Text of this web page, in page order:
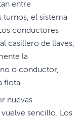
entre
turnos, el sistema
conductores
casillero de llaves,
la
o conductor,
flota.
nuevas
sencillo. Los